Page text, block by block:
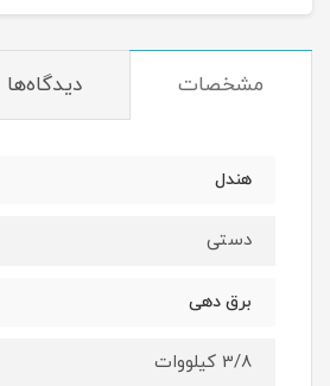
مشخصات دیدگاه‌ها
هندل
دستی
برق دهی
3/8 کیلووات